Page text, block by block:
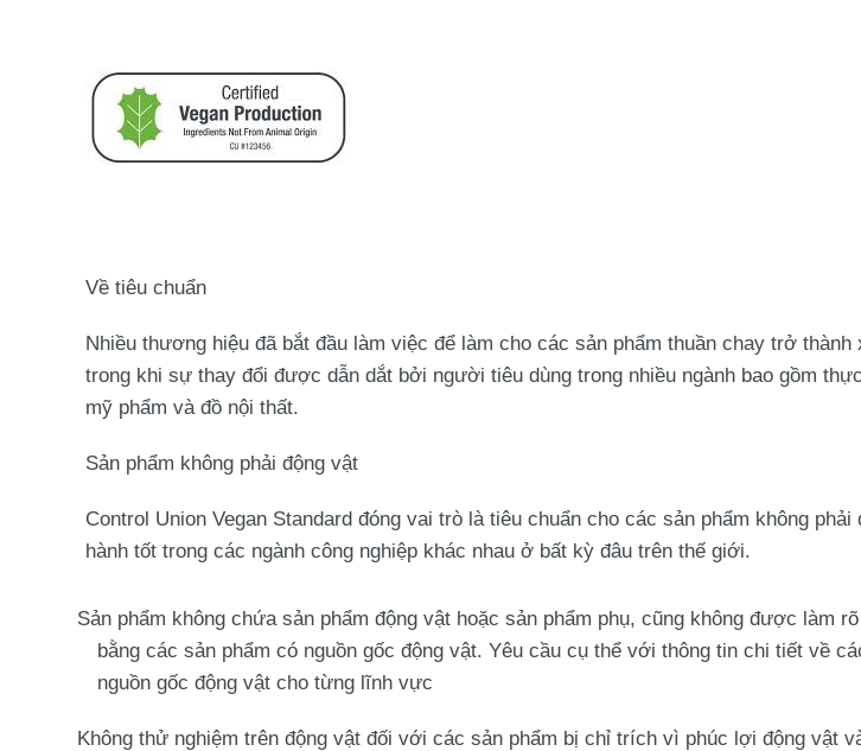
Về tiêu chuẩn
Nhiều thương hiệu đã bắt đầu làm việc để làm cho các sản phẩm thuần chay trở thành
trong khi sự thay đổi được dẫn dắt bởi người tiêu dùng trong nhiều ngành bao gồm
mỹ phẩm và đồ nội thất.
Sản phẩm không phải động vật
Control Union Vegan Standard đóng vai trò là tiêu chuẩn cho các sản phẩm không
hành tốt trong các ngành công nghiệp khác nhau ở bất kỳ đâu trên thế giới.
Sản phẩm không chứa sản phẩm động vật hoặc sản phẩm phụ, cũng không được làm
bằng các sản phẩm có nguồn gốc động vật. Yêu cầu cụ thể với thông tin chi tiết về
nguồn gốc động vật cho từng lĩnh vực
Không thử nghiệm trên động vật đối với các sản phẩm bị chỉ trích vì phúc lợi động vật